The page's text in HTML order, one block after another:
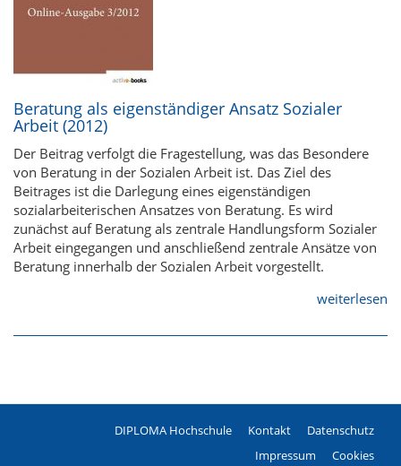
Beratung als eigenständiger Ansatz Sozialer
Arbeit (2012)
Der Beitrag verfolgt die Fragestellung, was das Besondere
von Beratung in der Sozialen Arbeit ist. Das Ziel des
Beitrages ist die Darlegung eines eigenständigen
sozialarbeiterischen Ansatzes von Beratung. Es wird
zunächst auf Beratung als zentrale Handlungsform Sozialer
Arbeit eingegangen und anschließend zentrale Ansätze von
Beratung innerhalb der Sozialen Arbeit vorgestellt.
weiterlesen
DIPLOMA Hochschule Kontakt
Datenschutz
Impressum
Cookies